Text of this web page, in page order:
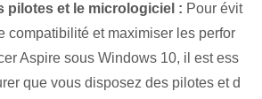
pilotes et le micrologiciel : Pour évit
compatibilité et maximiser les perfor
Aspire sous Windows 10, il est ess
que vous disposez des pilotes et d